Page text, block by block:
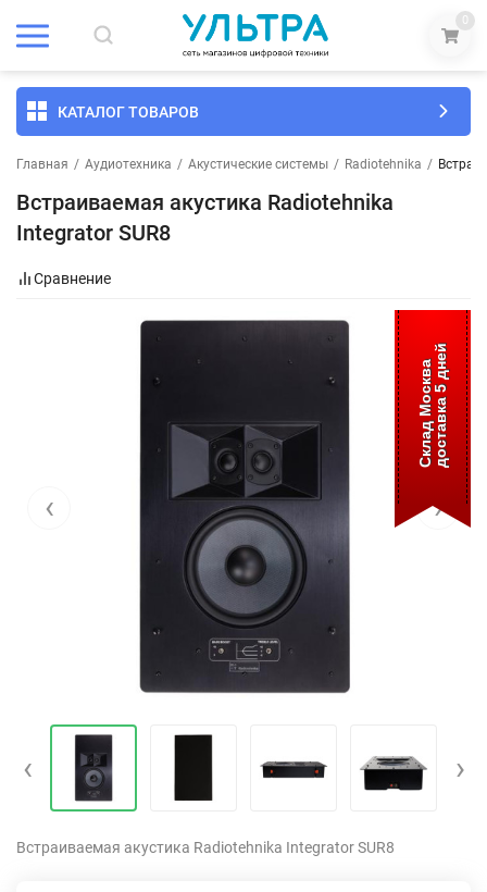
0
КАТАЛОГ ТОВАРОВ
Главная / Аудиотехника / Акустические системы / Radiotehnika /
Встраиваемая акустика Radiotehnika
Integrator SUR8
Сравнение
‹ ›
‹ ›
Склад Москвадоставка 5 дней
Встраиваемая акустика Radiotehnika Integrator SUR8